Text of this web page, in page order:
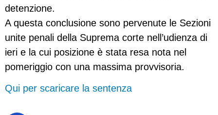
detenzione.
A questa conclusione sono pervenute le Sezioni
unite penali della Suprema corte nell’udienza di
ieri e la cui posizione è stata resa nota nel
pomeriggio con una massima provvisoria.
Qui per scaricare la sentenza